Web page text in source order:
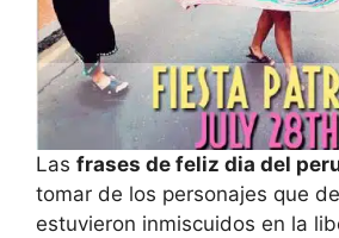
Las frases de feliz dia del
tomar de los personajes que
estuvieron inmiscuidos en la